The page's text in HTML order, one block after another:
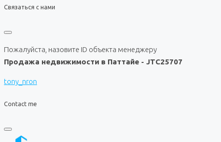
Связаться с нами
Пожалуйста, назовите ID объекта менеджеру
Продажа недвижимости в Паттайе - JTC25707
tony_nron
Contact me